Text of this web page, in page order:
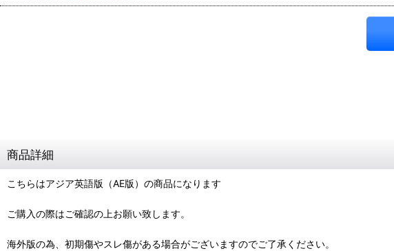
商品詳細
こちらはアジア英語版（AE版）の商品になります
ご購入の際はご確認の上お願い致します。
海外版の為、初期傷やスレ傷がある場合がございますのでご了承ください。